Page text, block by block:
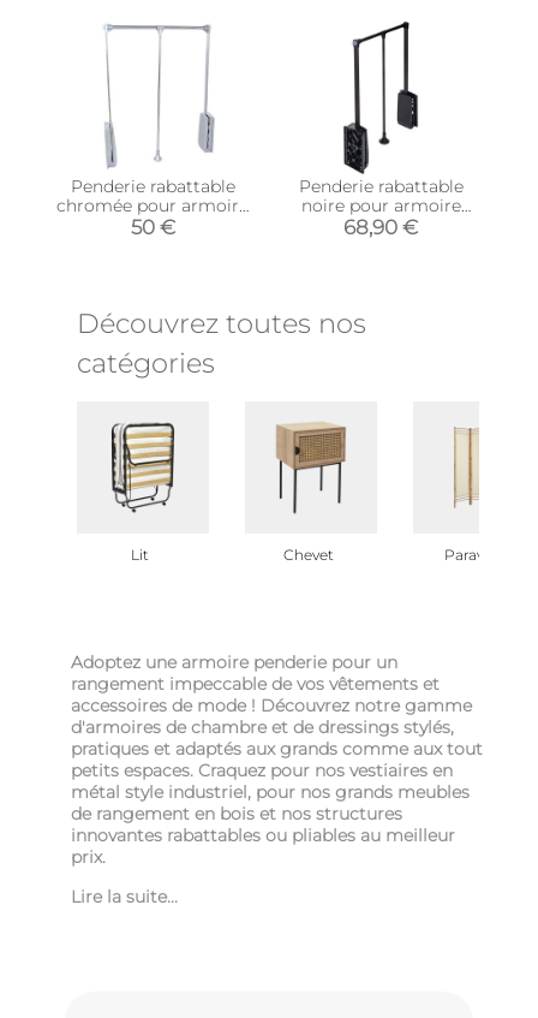
Penderie rabattable
chromée pour armoire
Hang (Largeur réglable
50 €
Penderie rabattable
noire pour armoire
Hang (Largeur réglable
de 83 à 150 cm)
68,90 €
Découvrez toutes nos
catégories
Lit Chevet Paravent
Adoptez une armoire penderie pour un
rangement impeccable de vos vêtements et
accessoires de mode ! Découvrez notre gamme
d'armoires de chambre et de dressings stylés,
pratiques et adaptés aux grands comme aux tout
petits espaces. Craquez pour nos vestiaires en
métal style industriel, pour nos grands meubles
de rangement en bois et nos structures
innovantes rabattables ou pliables au meilleur
prix.
Lire la suite...